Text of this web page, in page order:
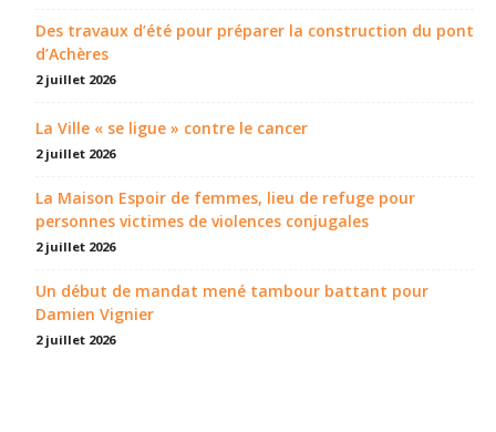
Des travaux d’été pour préparer la construction du pont
d’Achères
2 juillet 2026
La Ville « se ligue » contre le cancer
2 juillet 2026
La Maison Espoir de femmes, lieu de refuge pour
personnes victimes de violences conjugales
2 juillet 2026
Un début de mandat mené tambour battant pour
Damien Vignier
2 juillet 2026